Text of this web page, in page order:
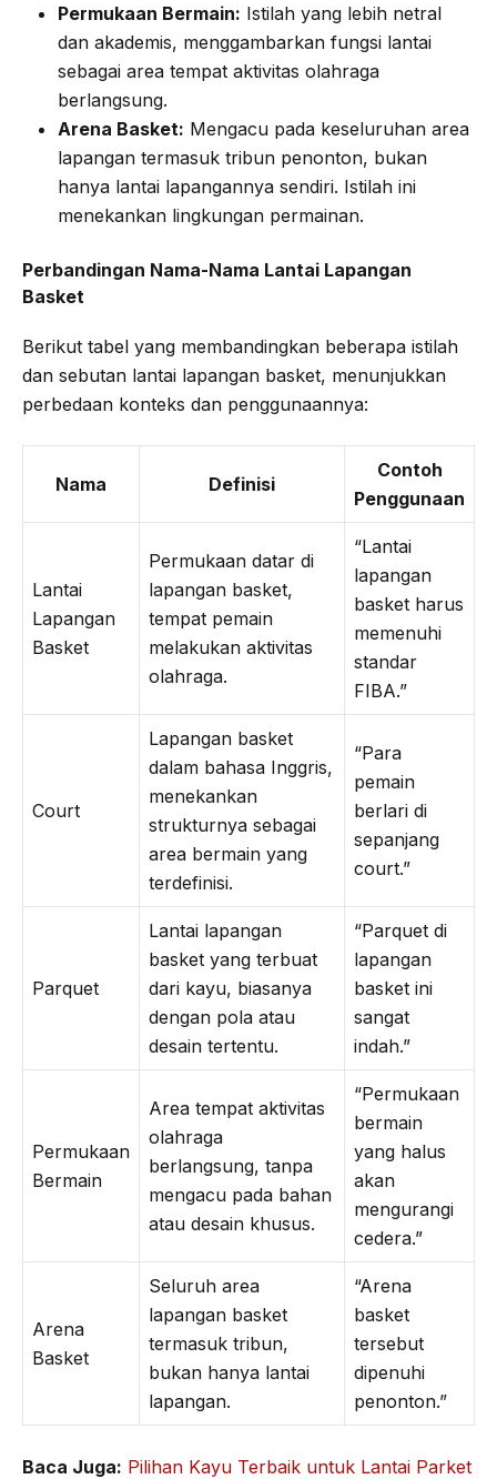
Permukaan Bermain: Istilah yang lebih netral
dan akademis, menggambarkan fungsi lantai
sebagai area tempat aktivitas olahraga
berlangsung.
Arena Basket: Mengacu pada keseluruhan area
lapangan termasuk tribun penonton, bukan
hanya lantai lapangannya sendiri. Istilah ini
menekankan lingkungan permainan.
Perbandingan Nama-Nama Lantai Lapangan
Basket
Berikut tabel yang membandingkan beberapa istilah
dan sebutan lantai lapangan basket, menunjukkan
perbedaan konteks dan penggunaannya:
Nama Definisi
Contoh
Penggunaan
Lantai
Lapangan
Basket
Permukaan datar di
lapangan basket,
tempat pemain
melakukan aktivitas
olahraga.
“Lantai
lapangan
basket harus
memenuhi
standar
FIBA.”
Court
Lapangan basket
dalam bahasa Inggris,
menekankan
strukturnya sebagai
area bermain yang
terdefinisi.
“Para
pemain
berlari di
sepanjang
court.”
Parquet
Lantai lapangan
basket yang terbuat
dari kayu, biasanya
dengan pola atau
desain tertentu.
“Parquet di
lapangan
basket ini
sangat
indah.”
Permukaan
Bermain
Area tempat aktivitas
olahraga
berlangsung, tanpa
mengacu pada bahan
atau desain khusus.
“Permukaan
bermain
yang halus
akan
mengurangi
cedera.”
Arena
Basket
Seluruh area
lapangan basket
termasuk tribun,
bukan hanya lantai
lapangan.
“Arena
basket
tersebut
dipenuhi
penonton.”
Baca Juga: Pilihan Kayu Terbaik untuk Lantai Parket